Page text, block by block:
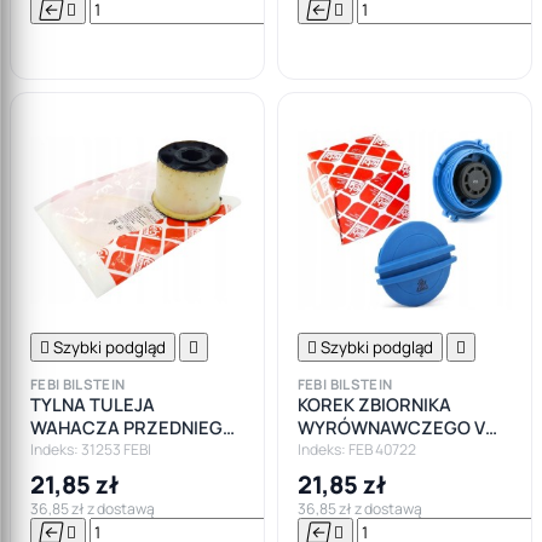
  

 
 Szybki podgląd 
FEBI BILSTEIN
TYLNA TULEJA
WAHACZA PRZEDNIEGO
LEWA/PRAWA VW POLO
GOLF AUDI A3 FABIA
LEON
Indeks: 31253 FEBI
21,85 zł
36,85 zł z dostawą
  
 Szybki podgląd 
FEBI BILSTEIN
KOREK ZBIORNIKA
WYRÓWNAWCZEGO VW
AUDI SEAT SKODA
Indeks: FEB 40722
21,85 zł
36,85 zł z dostawą
 